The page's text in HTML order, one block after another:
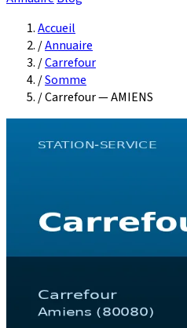
Accueil
/Annuaire
/Carrefour
/Somme
/Carrefour — AMIENS